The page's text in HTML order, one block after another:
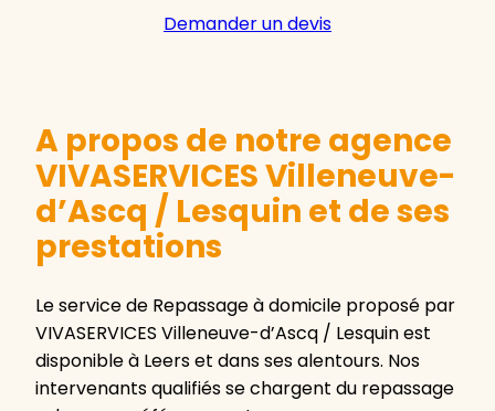
Demander un devis
A propos de notre agence
VIVASERVICES Villeneuve-
d’Ascq / Lesquin et de ses
prestations
Le service de Repassage à domicile proposé par
VIVASERVICES Villeneuve-d’Ascq / Lesquin est
disponible à Leers et dans ses alentours. Nos
intervenants qualifiés se chargent du repassage